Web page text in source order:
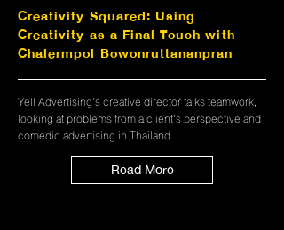
Creativity Squared: Using
Creativity as a Final Touch with
Chalermpol Bowonruttananpran
Yell Advertising’s creative director talks teamwork,
looking at problems from a client’s perspective and
comedic advertising in Thailand
Read More